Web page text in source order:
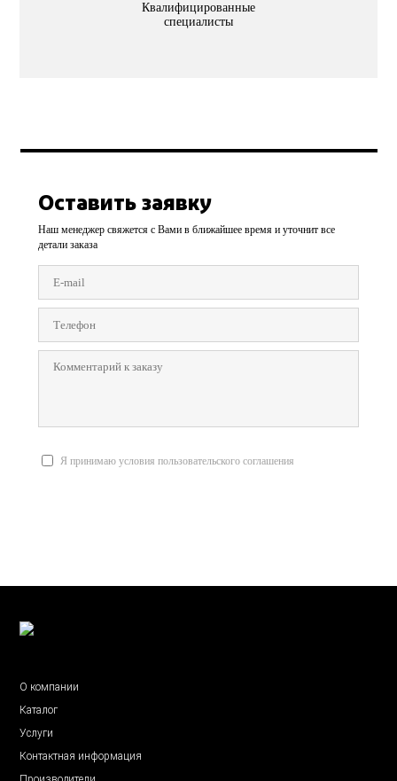
Квалифицированные
специалисты
Оставить заявку
Наш менеджер свяжется с Вами в ближайшее время и уточнит все
детали заказа
Я принимаю условия пользовательского соглашения
О компании
Каталог
Услуги
Контактная информация